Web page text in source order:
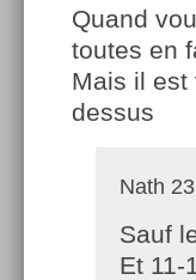
Quand
toutes en
Mais il est
dessus
Nath
Sauf
Et 11-